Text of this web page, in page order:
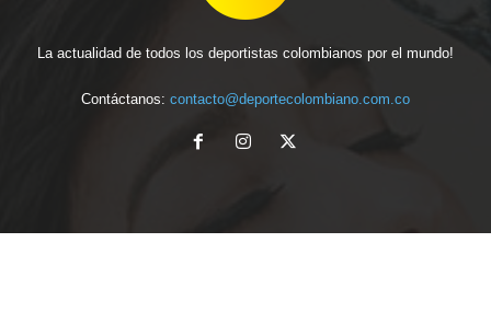
La actualidad de todos los deportistas colombianos por el mundo!
Contáctanos: contacto@deportecolombiano.com.co